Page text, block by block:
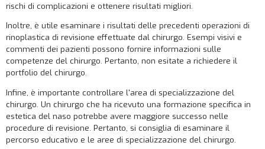
rischi di complicazioni e ottenere risultati migliori.
Inoltre, è utile esaminare i risultati delle precedenti operazioni di
rinoplastica di revisione effettuate dal chirurgo. Esempi visivi e
commenti dei pazienti possono fornire informazioni sulle
competenze del chirurgo. Pertanto, non esitate a richiedere il
portfolio del chirurgo.
Infine, è importante controllare l'area di specializzazione del
chirurgo. Un chirurgo che ha ricevuto una formazione specifica in
estetica del naso potrebbe avere maggiore successo nelle
procedure di revisione. Pertanto, si consiglia di esaminare il
percorso educativo e le aree di specializzazione del chirurgo.